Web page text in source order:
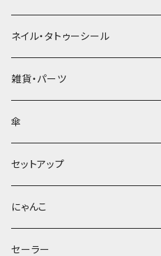
ネイル・タトゥーシール
雑貨・パーツ
傘
セットアップ
にゃんこ
セーラー